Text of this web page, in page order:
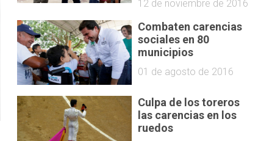
12 de noviembre de 2016
Combaten carencias
sociales en 80
municipios
01 de agosto de 2016
Culpa de los toreros
las carencias en los
ruedos